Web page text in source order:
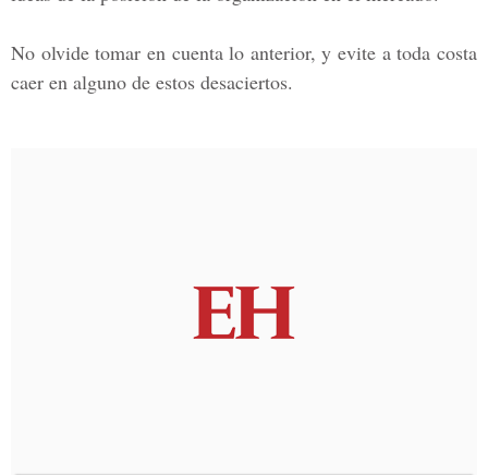
No olvide tomar en cuenta lo anterior, y evite a toda costa
caer en alguno de estos desaciertos.